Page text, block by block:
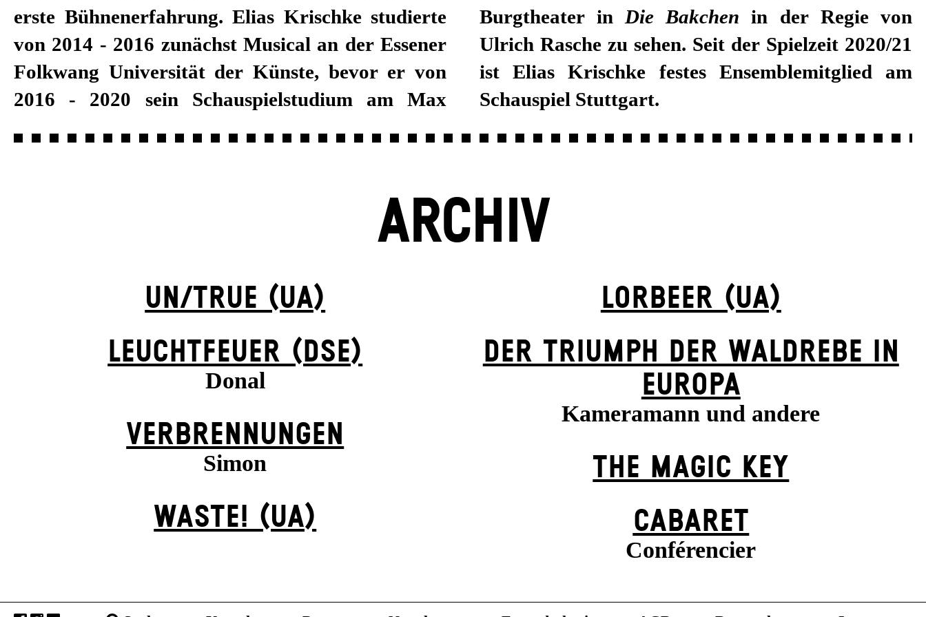
erste Bühnenerfahrung. Elias Krischke studierte
von 2014 - 2016 zunächst Musical an der Essener
Folkwang Universität der Künste, bevor er von
2016 - 2020 sein Schauspielstudium am Max
Burgtheater in Die Bakchen in der Regie von
Ulrich Rasche zu sehen. Seit der Spielzeit 2020/21
ist Elias Krischke festes Ensemblemitglied am
Schauspiel Stuttgart.
ARCHIV
UN/TRUE (UA)
LEUCHTFEUER (DSE)
Donal
VERBRENNUNGEN
Simon
WASTE! (UA)
LORBEER (UA)
DER TRIUMPH DER WALDREBE IN
EUROPA
Kameramann und andere
THE MAGIC KEY
CABARET
Conférencier